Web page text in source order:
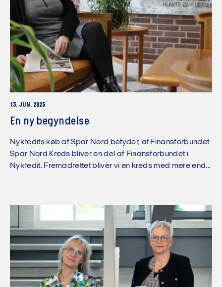
13. JUN. 2025
En ny begyndelse
Nykredits køb af Spar Nord betyder, at Finansforbundet
Spar Nord Kreds bliver en del af Finansforbundet i
Nykredit. Fremadrettet bliver vi en kreds med mere end...